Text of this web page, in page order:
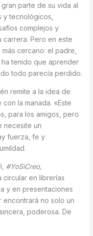
parte de su vida al
tecnológicos,
complejos y
carrera. Pero en este
cercano: el padre,
tenido que aprender
todo parecía perdido.
remite a la idea de
la manada. «Este
para los amigos, pero
necesite un
fuerza, fe y
#YoSiCreo,
en librerías
y en presentaciones
encontrará no solo un
poderosa. De